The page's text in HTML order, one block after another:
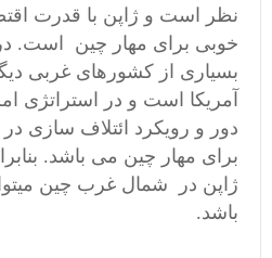
نظر است و ژاپن با قدرت
خوبی برای مهار چین است. در
بسیاری از کشورهای غربی
آمریکا است و در استراتژی
دور و رویکرد ائتلاف سازی
برای مهار چین می باشد.
ژاپن در شمال غرب چین
باشد.